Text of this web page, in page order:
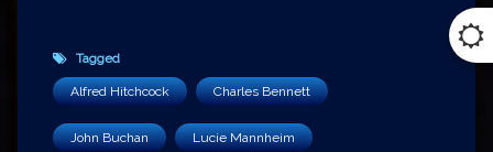
Tagged
Alfred Hitchcock Charles Bennett
John Buchan Lucie Mannheim